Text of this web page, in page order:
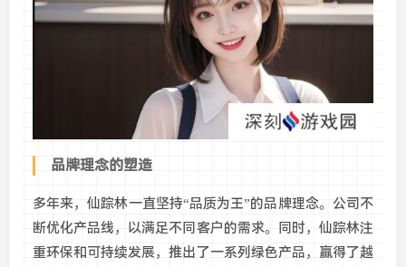
品牌理念的塑造
多年来，仙踪林一直坚持“品质为王”的品牌理念。公司不
断优化产品线，以满足不同客户的需求。同时，仙踪林注
重环保和可持续发展，推出了一系列绿色产品，赢得了越